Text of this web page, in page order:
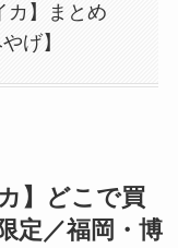
カ】まとめ
げ】
】どこで買
定／福岡・博